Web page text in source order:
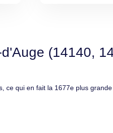
(14140,
ce qui en fait la 1677e plus grande